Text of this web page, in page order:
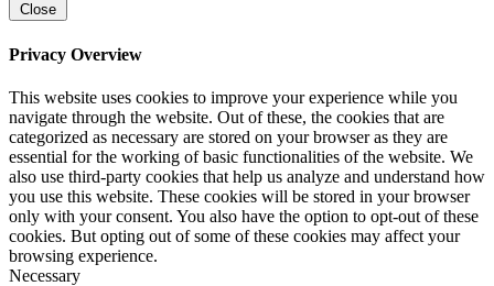
Close
Privacy Overview
This website uses cookies to improve your experience while you
navigate through the website. Out of these, the cookies that are
categorized as necessary are stored on your browser as they are
essential for the working of basic functionalities of the website. We
also use third-party cookies that help us analyze and understand how
you use this website. These cookies will be stored in your browser
only with your consent. You also have the option to opt-out of these
cookies. But opting out of some of these cookies may affect your
browsing experience.
Necessary